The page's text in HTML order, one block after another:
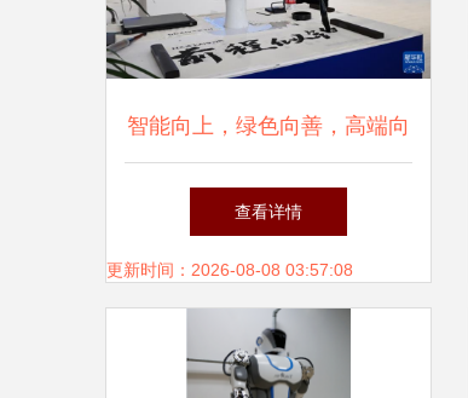
智能向上，绿色向善，高端向
新 智能机器人的研发三重奏
查看详情
更新时间：2026-08-08 03:57:08